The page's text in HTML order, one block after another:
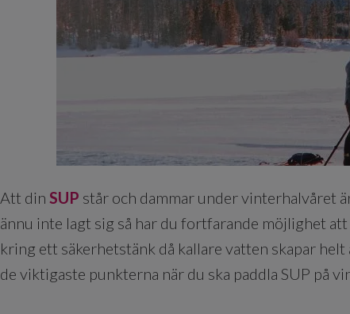
Att dinSUP står och dammar under vinterhalvåret
ännu inte lagt sig så har du fortfarande möjlighet
kring ett säkerhetstänk då kallare vatten skapar
de viktigaste punkterna när du ska paddla SUP på